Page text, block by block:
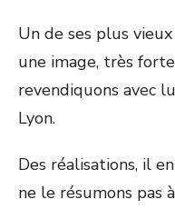
Un de ses plus
une image, très
revendiquons avec
Lyon.
Des réalisations, il
ne le résumons pas